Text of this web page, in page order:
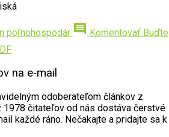
poľnohospodár comment Komentovať Buďte
na e-mail
odoberateľom článkov z
1978 čitateľov od nás dostáva čerstvé
každé ráno. Nečakajte a pridajte sa k